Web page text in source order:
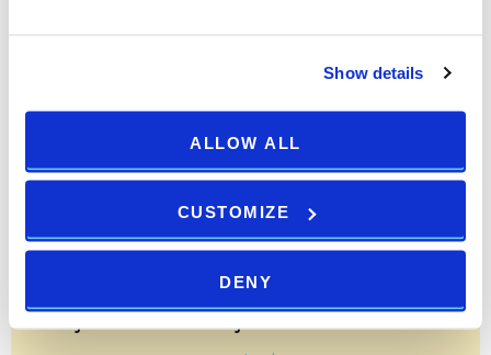
Show details
ALLOW ALL
CUSTOMIZE
DENY
jamčimo najniže
isključivo kao jamstvo vaše rezervacije. Plaćanje unaprijed
može biti potrebno kod određenih posebnih ponuda –
Najniža online cijena